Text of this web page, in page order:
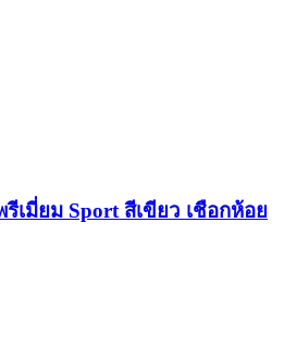
เมี่ยม Sport สีเขียว เชือกห้อย